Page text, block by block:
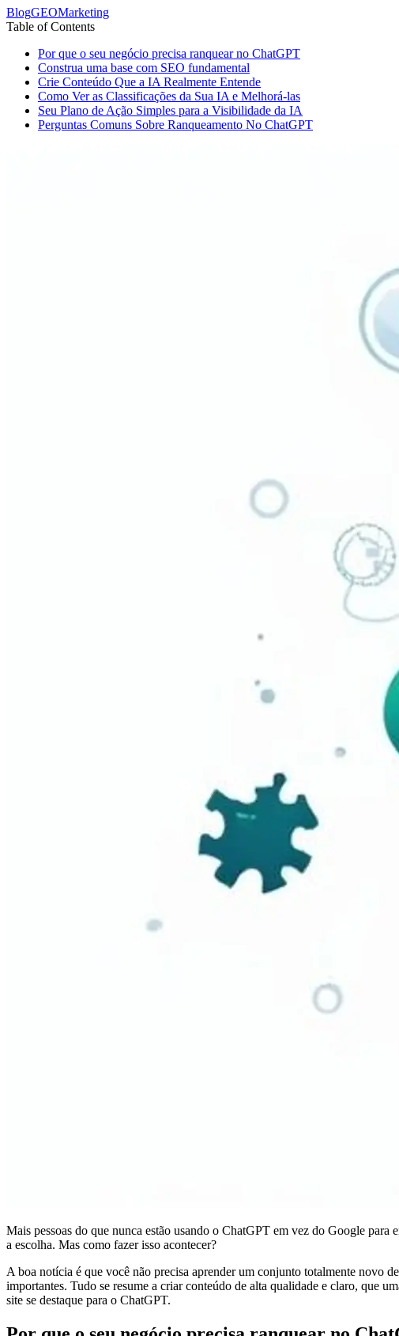
BlogGEOMarketing
Table of Contents
Por que o seu negócio precisa ranquear no ChatGPT
Construa uma base com SEO fundamental
Crie Conteúdo Que a IA Realmente Entende
Como Ver as Classificações da Sua IA e Melhorá-las
Seu Plano de Ação Simples para a Visibilidade da IA
Perguntas Comuns Sobre Ranqueamento No ChatGPT
Mais pessoas do que nunca estão usando o ChatGPT em vez do Google
a escolha. Mas como fazer isso acontecer?
A boa notícia é que você não precisa aprender um conjunto totalmente novo
importantes. Tudo se resume a criar conteúdo de alta qualidade e claro, que
site se destaque para o ChatGPT.